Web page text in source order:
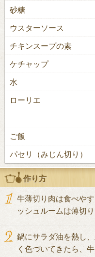
砂糖
ウスターソース
チキンスープの素
ケチャップ
水
ローリエ
ご飯
パセリ（みじん切り）
作り方
牛薄切り肉は食べや
ッシュルームは薄切り
鍋にサラダ油を熱し
く色づいてきたら、